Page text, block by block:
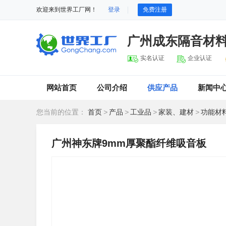
欢迎来到世界工厂网！ 登录 免费注册
广州成东隔音材
实名认证 企业认证
网站首页 公司介绍 供应产品 新闻中
您当前的位置： 首页 > 产品 > 工业品 >家装、建材 >功能材
广州神东牌9mm厚聚酯纤维吸音板